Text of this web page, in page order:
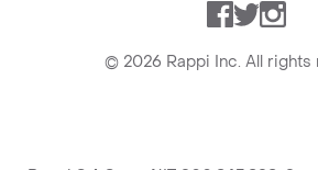
Facebook
Twitter
© 2026 Rappi Inc. All rights